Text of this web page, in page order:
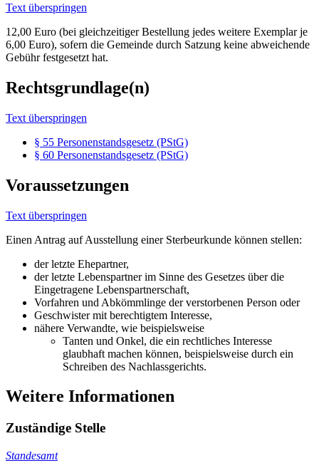
Text überspringen
12,00 Euro (bei gleichzeitiger Bestellung jedes weitere Exemplar je
6,00 Euro), sofern die Gemeinde durch Satzung keine abweichende
Gebühr festgesetzt hat.
Rechtsgrundlage(n)
Text überspringen
§ 55 Personenstandsgesetz (PStG)
§ 60 Personenstandsgesetz (PStG)
Voraussetzungen
Text überspringen
Einen Antrag auf Ausstellung einer Sterbeurkunde können stellen:
der letzte Ehepartner,
der letzte Lebenspartner im Sinne des Gesetzes über die
Eingetragene Lebenspartnerschaft,
Vorfahren und Abkömmlinge der verstorbenen Person oder
Geschwister mit berechtigtem Interesse,
nähere Verwandte, wie beispielsweise
Tanten und Onkel, die ein rechtliches Interesse
glaubhaft machen können, beispielsweise durch ein
Schreiben des Nachlassgerichts.
Weitere Informationen
Zuständige Stelle
Standesamt